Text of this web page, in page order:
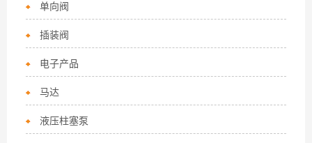
单向阀
插装阀
电子产品
马达
液压柱塞泵